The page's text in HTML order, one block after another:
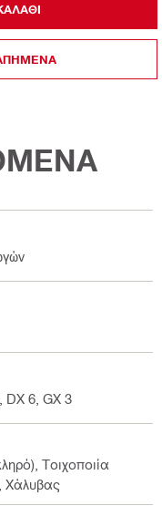
DX 6, GX 3
Τοιχοποιία
Χάλυβας